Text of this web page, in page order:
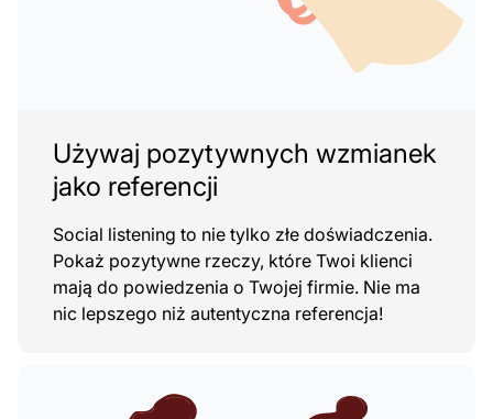
Używaj pozytywnych wzmianek
jako referencji
Social listening to nie tylko złe doświadczenia.
Pokaż pozytywne rzeczy, które Twoi klienci
mają do powiedzenia o Twojej firmie. Nie ma
nic lepszego niż autentyczna referencja!